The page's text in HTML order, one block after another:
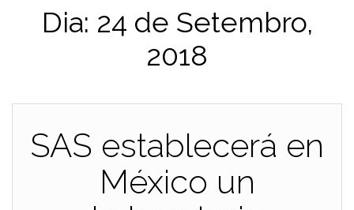
Dia: 24 de Setembro,
2018
SAS establecerá en
México un